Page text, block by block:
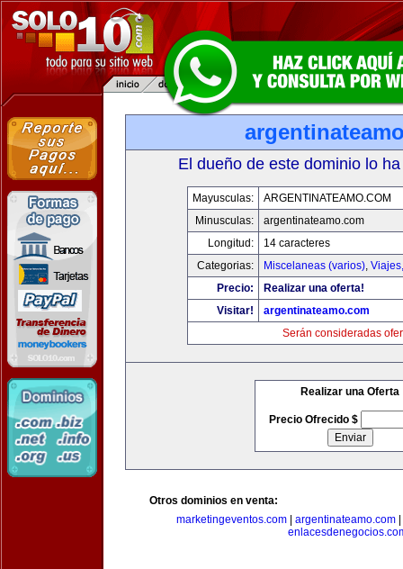
El dueño de este dominio lo
Mayusculas:
ARGENTINATEAMO.COM
Minusculas:
argentinateamo.com
Longitud:
14 caracteres
Categorias:
Miscelaneas (varios),
Precio:
Realizar una oferta!
Visitar!
argentinateamo.com
Serán consideradas
Realizar una Oferta
Precio Ofrecido $
Otros dominios en venta:
marketingeventos.com| argentinateamo.com|